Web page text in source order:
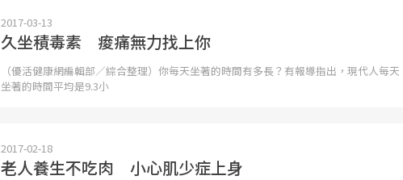
2017-03-13
久坐積毒素 痠痛無力找上你
（優活健康網編輯部／綜合整理）你每天坐著的時間有多長？有報導指出，現代人每天
坐著的時間平均是9.3小
2017-02-18
老人養生不吃肉 小心肌少症上身